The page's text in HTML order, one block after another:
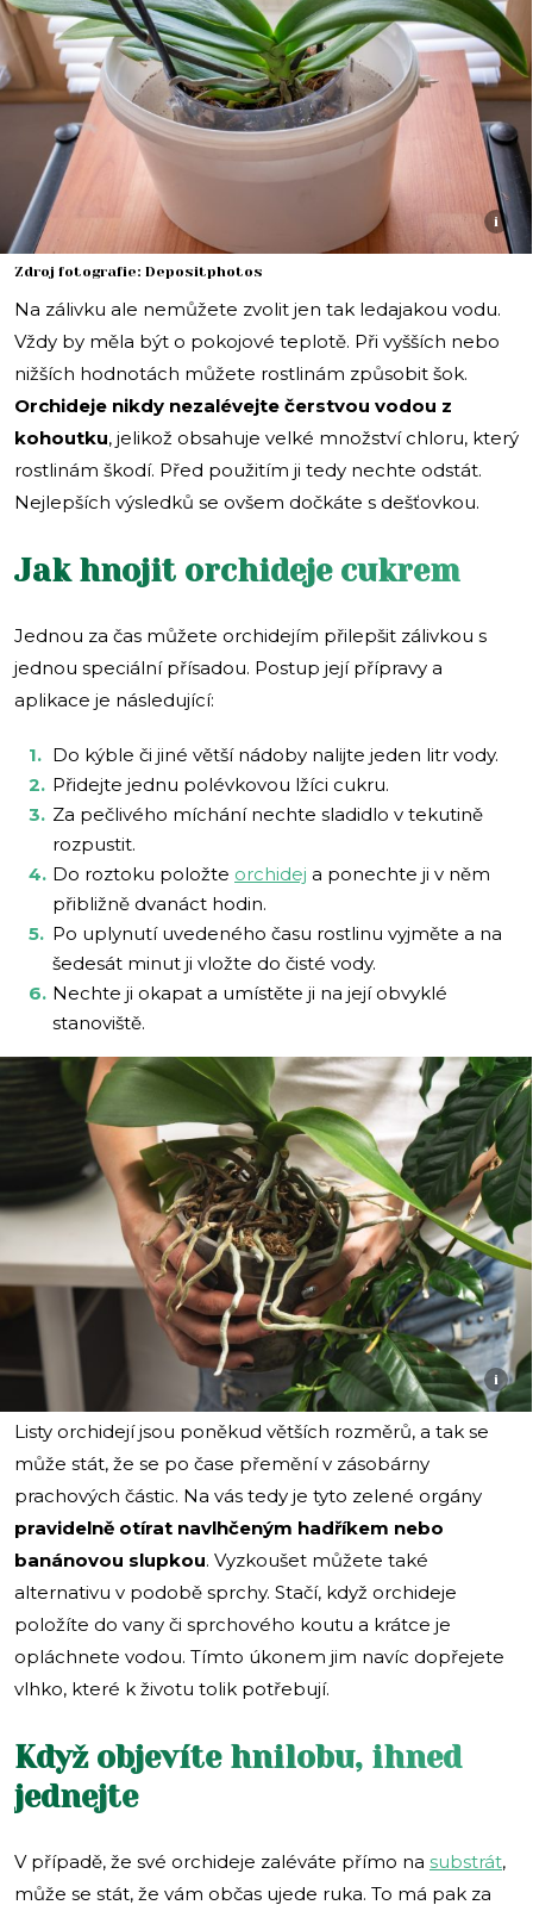
i
Zdroj fotografie: Depositphotos
Na zálivku ale nemůžete zvolit jen tak ledajakou vodu.
Vždy by měla být o pokojové teplotě. Při vyšších nebo
nižších hodnotách můžete rostlinám způsobit šok.
Orchideje nikdy nezalévejte čerstvou vodou z
kohoutku, jelikož obsahuje velké množství chloru, který
rostlinám škodí. Před použitím ji tedy nechte odstát.
Nejlepších výsledků se ovšem dočkáte s dešťovkou.
Jak hnojit orchideje cukrem
Jednou za čas můžete orchidejím přilepšit zálivkou s
jednou speciální přísadou. Postup její přípravy a
aplikace je následující:
Do kýble či jiné větší nádoby nalijte jeden litr vody.
Přidejte jednu polévkovou lžíci cukru.
Za pečlivého míchání nechte sladidlo v tekutině
rozpustit.
Do roztoku položte orchidej a ponechte ji v něm
přibližně dvanáct hodin.
Po uplynutí uvedeného času rostlinu vyjměte a na
šedesát minut ji vložte do čisté vody.
Nechte ji okapat a umístěte ji na její obvyklé
stanoviště.
i
Listy orchidejí jsou poněkud větších rozměrů, a tak se
může stát, že se po čase přemění v zásobárny
prachových částic. Na vás tedy je tyto zelené orgány
pravidelně otírat navlhčeným hadříkem nebo
banánovou slupkou. Vyzkoušet můžete také
alternativu v podobě sprchy. Stačí, když orchideje
položíte do vany či sprchového koutu a krátce je
opláchnete vodou. Tímto úkonem jim navíc dopřejete
vlhko, které k životu tolik potřebují.
Když objevíte hnilobu, ihned
jednejte
V případě, že své orchideje zaléváte přímo na substrát,
může se stát, že vám občas ujede ruka. To má pak za